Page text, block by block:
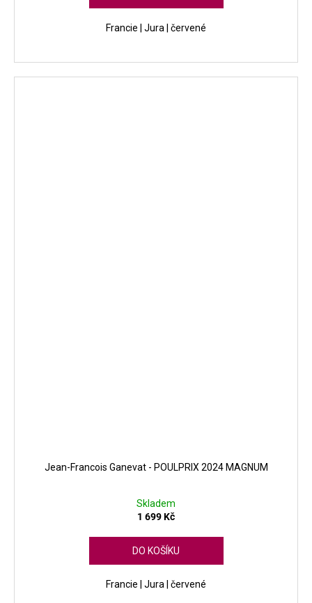
Francie | Jura | červené
Jean-Francois Ganevat - POULPRIX 2024 MAGNUM
Skladem
1 699 Kč
DO KOŠÍKU
Francie | Jura | červené